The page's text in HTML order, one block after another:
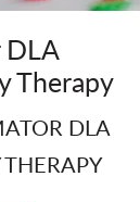
DLA
Therapy
DLA